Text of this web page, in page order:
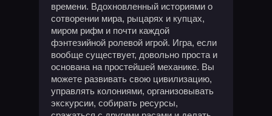
времени. Вдохновленный историями о
сотворении мира, рыцарях и купцах,
миром рифм и почти каждой
фэнтезийной ролевой игрой. Игра, если
вообще существует, довольно проста и
основана на простейшей механике. Вы
можете развивать свою цивилизацию,
управлять колониями, организовывать
экскурсии, собирать ресурсы,